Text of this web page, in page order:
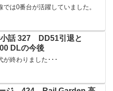
では0番台が活躍していました。
小話 327 DD51引退と
DLの今後
が終わりました･･･